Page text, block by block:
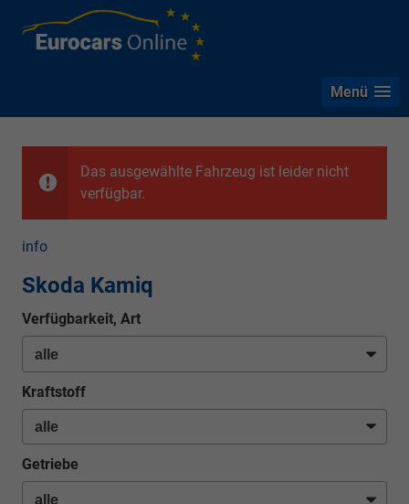
Menü
Das ausgewählte Fahrzeug ist leider nicht
verfügbar.
info
Skoda Kamiq
Verfügbarkeit, Art
Kraftstoff
Getriebe